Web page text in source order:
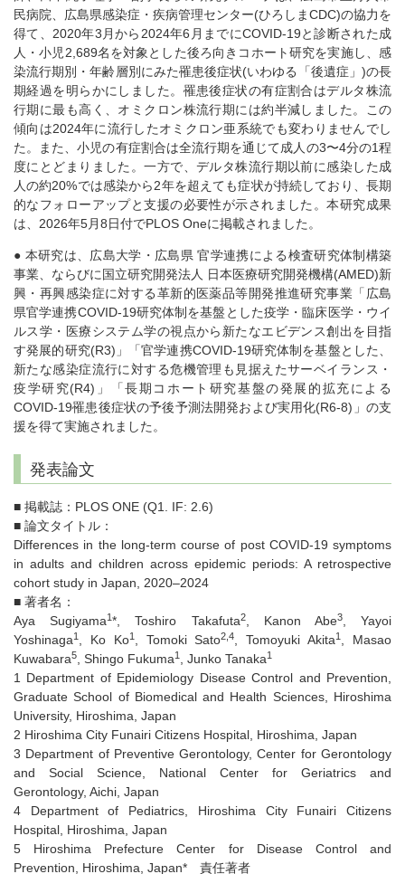
民病院、広島県感染症・疾病管理センター(ひろしまCDC)の協力を
得て、2020年3月から2024年6月までにCOVID-19と診断された成
人・小児2,689名を対象とした後ろ向きコホート研究を実施し、感
染流行期別・年齢層別にみた罹患後症状(いわゆる「後遺症」)の長
期経過を明らかにしました。罹患後症状の有症割合はデルタ株流
行期に最も高く、オミクロン株流行期には約半減しました。この
傾向は2024年に流行したオミクロン亜系統でも変わりませんでし
た。また、小児の有症割合は全流行期を通じて成人の3〜4分の1程
度にとどまりました。一方で、デルタ株流行期以前に感染した成
人の約20%では感染から2年を超えても症状が持続しており、長期
的なフォローアップと支援の必要性が示されました。本研究成果
は、2026年5月8日付でPLOS Oneに掲載されました。
● 本研究は、広島大学・広島県 官学連携による検査研究体制構築
事業、ならびに国立研究開発法人 日本医療研究開発機構(AMED)新
興・再興感染症に対する革新的医薬品等開発推進研究事業「広島
県官学連携COVID-19研究体制を基盤とした疫学・臨床医学・ウイ
ルス学・医療システム学の視点から新たなエビデンス創出を目指
す発展的研究(R3)」「官学連携COVID-19研究体制を基盤とした、
新たな感染症流行に対する危機管理も見据えたサーベイランス・
疫学研究(R4)」「長期コホート研究基盤の発展的拡充による
COVID-19罹患後症状の予後予測法開発および実用化(R6-8)」の支
援を得て実施されました。
発表論文
■ 掲載誌：PLOS ONE (Q1. IF: 2.6)
■ 論文タイトル：
Differences in the long-term course of post COVID-19 symptoms
in adults and children across epidemic periods: A retrospective
cohort study in Japan, 2020–2024
■ 著者名：
Aya Sugiyama1*, Toshiro Takafuta2, Kanon Abe3, Yayoi
Yoshinaga1 , Ko Ko1, Tomoki Sato2,4 , Tomoyuki Akita1
, Masao
Kuwabara5 , Shingo Fukuma1 , Junko Tanaka1
1 Department of Epidemiology Disease Control and Prevention,
Graduate School of Biomedical and Health Sciences, Hiroshima
University, Hiroshima, Japan
2 Hiroshima City Funairi Citizens Hospital, Hiroshima, Japan
3 Department of Preventive Gerontology, Center for Gerontology
and Social Science, National Center for Geriatrics and
Gerontology, Aichi, Japan
4 Department of Pediatrics, Hiroshima City Funairi Citizens
Hospital, Hiroshima, Japan
5 Hiroshima Prefecture Center for Disease Control and
Prevention, Hiroshima, Japan* 責任著者